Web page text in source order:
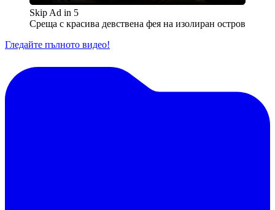
Skip Ad in 5
Среща с красива девствена фея на изолиран остров
Гледайте пълното видео!